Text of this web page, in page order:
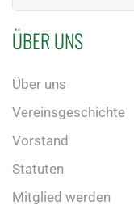
ÜBER UNS
Über uns
Vereinsgeschichte
Vorstand
Statuten
Mitglied werden